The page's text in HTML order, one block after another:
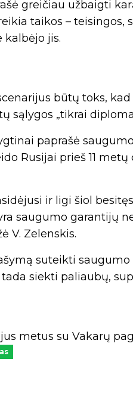
greičiau užbaigti
taikos – teisingos,
kalbėjo jis.
būtų toks,
sąlygos „tikrai
paprašė
Rusijai prieš 11
ir ligi šiol
saugumo garantijų
V. Zelenskis.
suteikti
siekti paliaubų,
metus su Vakarų